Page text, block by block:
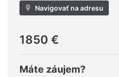
Navigovať na adresu
1850 €
Máte záujem?